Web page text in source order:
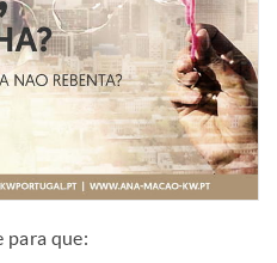
para que: